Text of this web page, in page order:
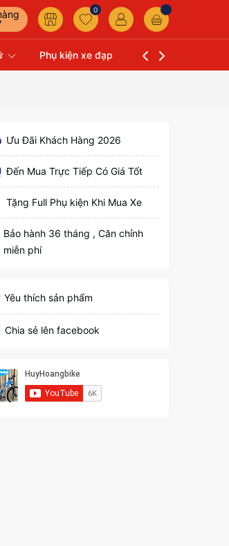
0
Phụ kiện xe đạp Liên hệ
Ưu Đãi Khách Hàng 2026
Đến Mua Trực Tiếp Có Giá Tốt
Tặng Full Phụ kiện Khi Mua Xe
Bảo hành 36 tháng , Căn chỉnh
miễn phí
Yêu thích sản phẩm
Chia sẻ lên facebook